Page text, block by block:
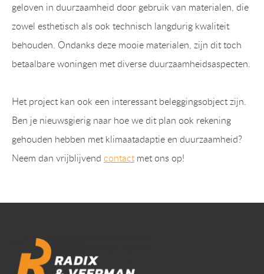
geloven in duurzaamheid door gebruik van materialen, die
zowel esthetisch als ook technisch langdurig kwaliteit
behouden. Ondanks deze mooie materialen, zijn dit toch
betaalbare woningen met diverse duurzaamheidsaspecten.
Het project kan ook een interessant beleggingsobject zijn.
Ben je nieuwsgierig naar hoe we dit plan ook rekening
gehouden hebben met klimaatadaptie en duurzaamheid?
Neem dan vrijblijvend contactmet ons op!